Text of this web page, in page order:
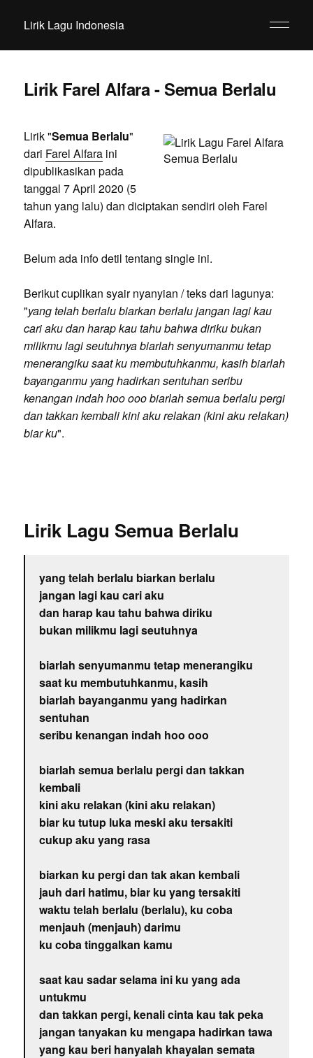
Lirik Lagu Indonesia
Lirik Farel Alfara - Semua Berlalu
Lirik "Semua Berlalu"
dari Farel Alfaraini
dipublikasikan pada
tanggal 7 April 2020 (5
tahun yang lalu) dan diciptakan sendiri oleh Farel
Alfara.
Belum ada info detil tentang single ini.
Berikut cuplikan syair nyanyian / teks dari lagunya:
"yang telah berlalu biarkan berlalu jangan lagi kau
cari aku dan harap kau tahu bahwa diriku bukan
milikmu lagi seutuhnya biarlah senyumanmu tetap
menerangiku saat ku membutuhkanmu, kasih biarlah
bayanganmu yang hadirkan sentuhan seribu
kenangan indah hoo ooo biarlah semua berlalu pergi
dan takkan kembali kini aku relakan (kini aku relakan)
biar ku".
Lirik Lagu Semua Berlalu
yang telah berlalu biarkan berlalu
jangan lagi kau cari aku
dan harap kau tahu bahwa diriku
bukan milikmu lagi seutuhnya
biarlah senyumanmu tetap menerangiku
saat ku membutuhkanmu, kasih
biarlah bayanganmu yang hadirkan
sentuhan
seribu kenangan indah hoo ooo
biarlah semua berlalu pergi dan takkan
kembali
kini aku relakan (kini aku relakan)
biar ku tutup luka meski aku tersakiti
cukup aku yang rasa
biarkan ku pergi dan tak akan kembali
jauh dari hatimu, biar ku yang tersakiti
waktu telah berlalu (berlalu), ku coba
menjauh (menjauh) darimu
ku coba tinggalkan kamu
saat kau sadar selama ini ku yang ada
untukmu
dan takkan pergi, kenali cinta kau tak peka
jangan tanyakan ku mengapa hadirkan tawa
yang kau beri hanyalah khayalan semata